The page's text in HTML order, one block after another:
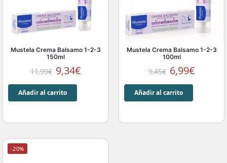
Mustela Crema Balsamo 1-2-3
150ml
11,99€ 9,34€
Añadir al carrito
Mustela Crema Balsamo 1-2-3
100ml
9,45€ 6,99€
Añadir al carrito
-20%